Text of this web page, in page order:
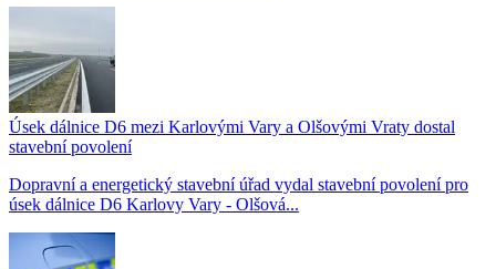
Úsek dálnice D6 mezi Karlovými Vary a Olšovými Vraty dostal
stavební povolení
Dopravní a energetický stavební úřad vydal stavební povolení pro
úsek dálnice D6 Karlovy Vary - Olšová...